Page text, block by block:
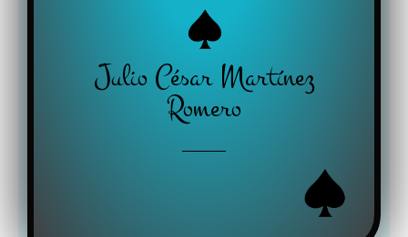
Julio César Martínez
Romero